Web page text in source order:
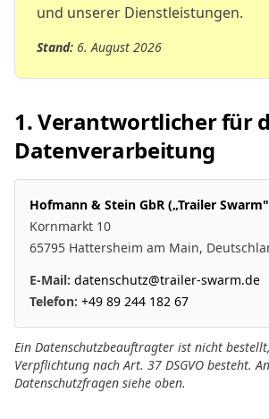
und unserer Dienstleistungen.
Stand: 6. August 2026
1. Verantwortlicher für
Datenverarbeitung
Hofmann & Stein GbR („Trailer
Kornmarkt 10
65795 Hattersheim am Main,
E-Mail: datenschutz@trailer-swarm.de
Telefon: +49 89 244 182 67
Ein Datenschutzbeauftragter ist nicht
Verpflichtung nach Art. 37 DSGVO besteht.
Datenschutzfragen siehe oben.